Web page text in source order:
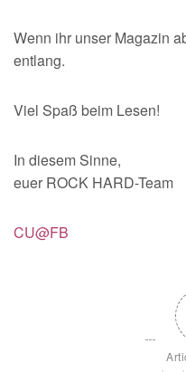
Wenn ihr unser Magazin
entlang.
Viel Spaß beim Lesen!
In diesem Sinne,
euer ROCK HARD-Team
CU@FB